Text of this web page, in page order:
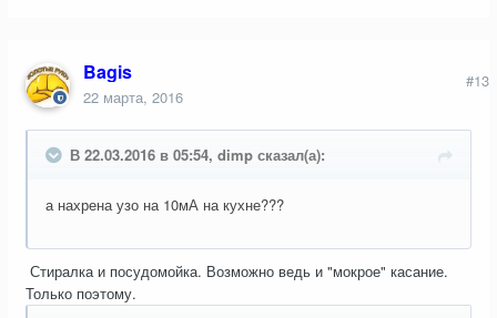
Bagis
22 марта, 2016
#13
В 22.03.2016 в 05:54, dimp сказал(а):
а нахрена узо на 10мА на кухне???
Стиралка и посудомойка. Возможно ведь и "мокрое" касание.
Только поэтому.